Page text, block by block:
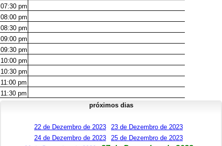
07:30 pm
08:00 pm
08:30 pm
09:00 pm
09:30 pm
10:00 pm
10:30 pm
11:00 pm
11:30 pm
próximos dias
22 de Dezembro de 2023
23 de Dezembro de 2023
24 de Dezembro de 2023
25 de Dezembro de 2023